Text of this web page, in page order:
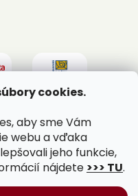
cookies.
aby sme Vám
webu a vďaka
jeho funkcie,
nájdete >>> TU.